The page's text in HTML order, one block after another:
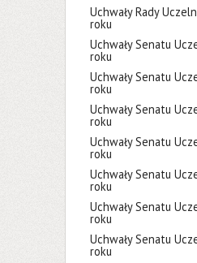
Uchwały Rady
roku
Uchwały Senatu
roku
Uchwały Senatu
roku
Uchwały Senatu
roku
Uchwały Senatu
roku
Uchwały Senatu
roku
Uchwały Senatu
roku
Uchwały Senatu
roku